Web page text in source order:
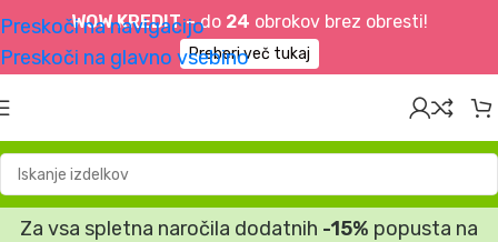
WOW KREDIT –do 24 obrokov brez obresti!
Preberi več tukaj
Preskoči na navigacijo
Preskoči na glavno vsebino
Za vsa spletna naročila dodatnih -15% popusta na